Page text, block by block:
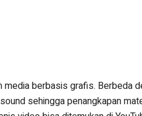
media berbasis grafis. Berbeda
sehingga penangkapan